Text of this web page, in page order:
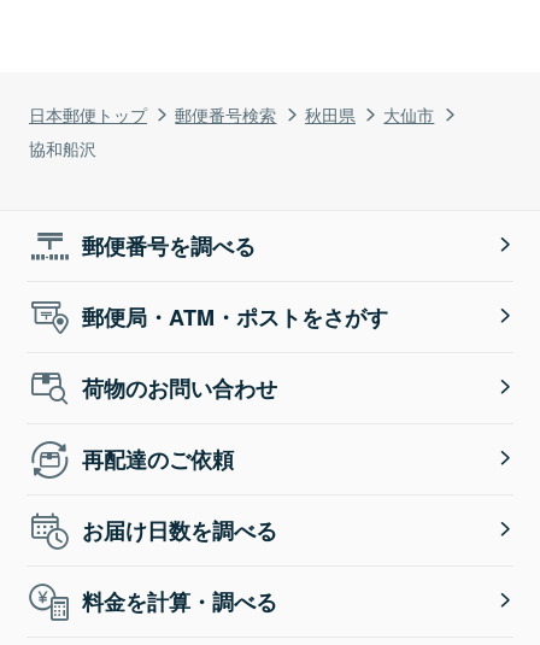
日本郵便トップ 郵便番号検索 秋田県
大仙市
協和船沢
郵便番号を調べる
郵便局・ATM・ポストをさがす
荷物のお問い合わせ
再配達のご依頼
お届け日数を調べる
料金を計算・調べる